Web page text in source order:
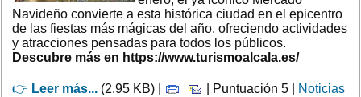
Navideño convierte a esta histórica ciudad en el epicentro
de las fiestas más mágicas del año, ofreciendo actividades
y atracciones pensadas para todos los públicos.
Descubre más en https://www.turismoalcala.es/
👉 Leer más... (2.95 KB) | | Puntuación 5 |
Noticias